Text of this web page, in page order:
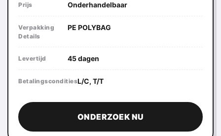
Prijs Onderhandelbaar
Verpakking
Details
PE POLYBAG
Levertijd 45 dagen
BetalingsconditiesL/C, T/T
ONDERZOEK NU